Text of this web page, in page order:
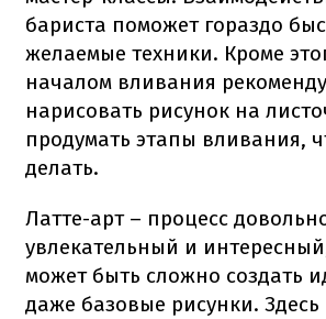
бариста поможет гораздо
желаемые техники. Кроме
началом вливания
нарисовать рисунок на
продумать этапы вливания,
делать.
Латте-арт – процесс
увлекательный и
может быть сложно создать
даже базовые рисунки.